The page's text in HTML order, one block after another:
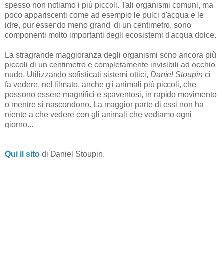
spesso non notiamo i più piccoli. Tali organismi comuni, ma
poco appariscenti come ad esempio le pulci d'acqua e le
idre, pur essendo meno grandi di un centimetro, sono
componenti molto importanti degli ecosistemi d'acqua dolce.
La stragrande maggioranza degli organismi sono ancora più
piccoli di un centimetro e completamente invisibili ad occhio
nudo. Utilizzando sofisticati sistemi ottici, Daniel Stoupin ci
fa vedere, nel filmato, anche gli animali più piccoli, che
possono essere magnifici e spaventosi, in rapido movimento
o mentre si nascondono. La maggior parte di essi non ha
niente a che vedere con gli animali che vediamo ogni
giorno...
Qui il sito di Daniel Stoupin.